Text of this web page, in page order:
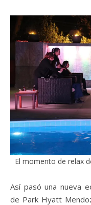
El momento de relax
Así pasó una nueva
de Park Hyatt